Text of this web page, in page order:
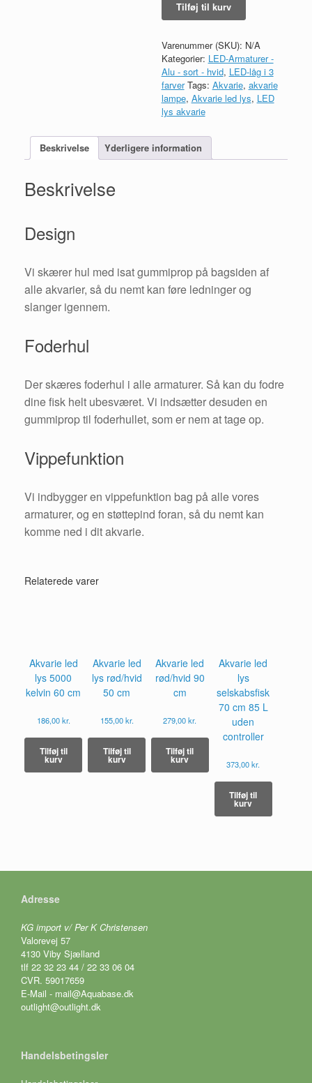
LED
ALU
række
antal
Tilføj til kurv
Varenummer (SKU): N/A
Kategorier: LED-Armaturer -
Alu - sort - hvid, LED-låg i 3
farver Tags: Akvarie, akvarie
lampe, Akvarie led lys, LED
lys akvarie
Beskrivelse Yderligere information
Beskrivelse
Design
Vi skærer hul med isat gummiprop på bagsiden af
alle akvarier, så du nemt kan føre ledninger og
slanger igennem.
Foderhul
Der skæres foderhul i alle armaturer. Så kan du fodre
dine fisk helt ubesværet. Vi indsætter desuden en
gummiprop til foderhullet, som er nem at tage op.
Vippefunktion
Vi indbygger en vippefunktion bag på alle vores
armaturer, og en støttepind foran, så du nemt kan
komme ned i dit akvarie.
Relaterede varer
Akvarie led
lys 5000
kelvin 60 cm
186,00kr.
Tilføj til
kurv
Akvarie led
lys rød/hvid
50 cm
155,00kr.
Tilføj til
kurv
Akvarie led
rød/hvid 90
cm
279,00kr.
Tilføj til
kurv
Akvarie led
lys
selskabsfisk
70 cm 85 L
uden
controller
373,00kr.
Tilføj til
kurv
Adresse
KG import v/ Per K Christensen
Valorevej 57
4130 Viby Sjælland
tlf 22 32 23 44 / 22 33 06 04
CVR. 59017659
E-Mail - mail@Aquabase.dk
outlight@outlight.dk
Handelsbetingsler